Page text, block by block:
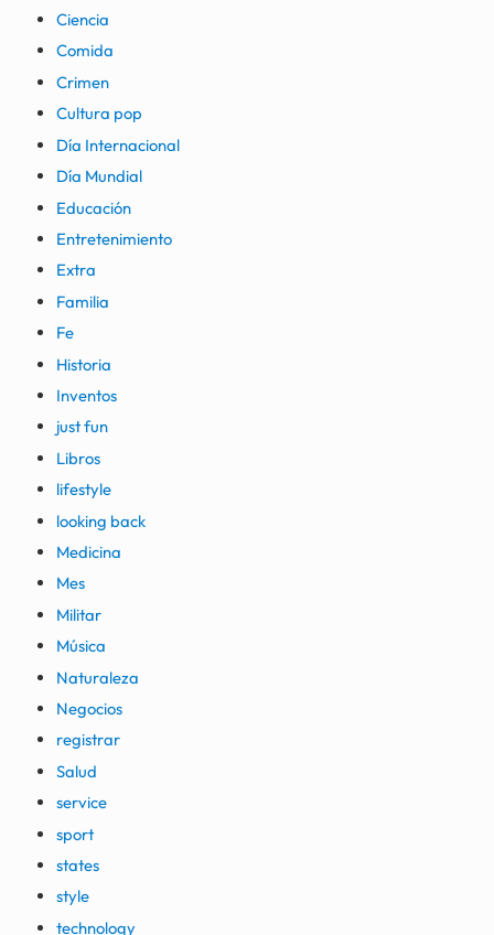
Ciencia
Comida
Crimen
Cultura pop
Día Internacional
Día Mundial
Educación
Entretenimiento
Extra
Familia
Fe
Historia
Inventos
just fun
Libros
lifestyle
looking back
Medicina
Mes
Militar
Música
Naturaleza
Negocios
registrar
Salud
service
sport
states
style
technology